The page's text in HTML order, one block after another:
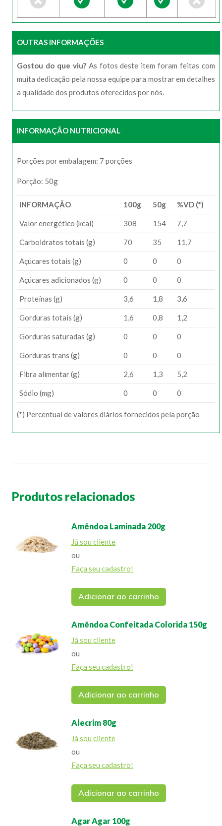
OUTRAS INFORMAÇÕES
Gostou do que viu?As fotos deste item foram feitas com
muita dedicação pela nossa equipe para mostrar em detalhes
a qualidade dos produtos oferecidos por nós.
INFORMAÇÃO NUTRICIONAL
Porções por embalagem: 7 porções
Porção: 50g
INFORMAÇÃO 100g 50g %VD (*)
Valor energético (kcal) 308 154 7,7
Carboidratos totais (g) 70 35 11,7
Açúcares totais (g) 0 0 0
Açúcares adicionados (g) 0 0 0
Proteínas (g) 3,6 1,8 3,6
Gorduras totais (g) 1,6 0,8 1,2
Gorduras saturadas (g) 0 0 0
Gorduras trans (g) 0 0 0
Fibra alimentar (g) 2,6 1,3 5,2
Sódio (mg) 0 0 0
(*) Percentual de valores diários fornecidos pela porção
Produtos relacionados
Amêndoa Laminada 200g
Já sou cliente
ou
Faça seu cadastro!
Adicionar ao carrinho
Amêndoa Confeitada Colorida 150g
Já sou cliente
ou
Faça seu cadastro!
Adicionar ao carrinho
Alecrim 80g
Já sou cliente
ou
Faça seu cadastro!
Adicionar ao carrinho
Agar Agar 100g